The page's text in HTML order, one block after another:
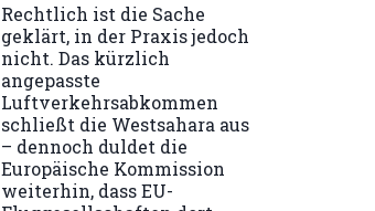
Rechtlich ist die Sache
geklärt, in der Praxis jedoch
nicht. Das kürzlich
angepasste
Luftverkehrsabkommen
schließt die Westsahara aus
– dennoch duldet die
Europäische Kommission
weiterhin, dass EU-